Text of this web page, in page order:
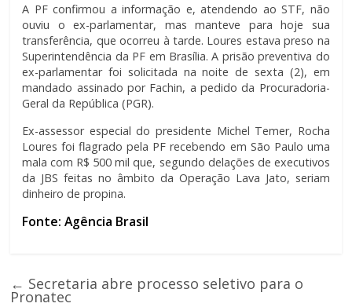
A PF confirmou a informação e, atendendo ao STF, não
ouviu o ex-parlamentar, mas manteve para hoje sua
transferência, que ocorreu à tarde. Loures estava preso na
Superintendência da PF em Brasília. A prisão preventiva do
ex-parlamentar foi solicitada na noite de sexta (2), em
mandado assinado por Fachin, a pedido da Procuradoria-
Geral da República (PGR).
Ex-assessor especial do presidente Michel Temer, Rocha
Loures foi flagrado pela PF recebendo em São Paulo uma
mala com R$ 500 mil que, segundo delações de executivos
da JBS feitas no âmbito da Operação Lava Jato, seriam
dinheiro de propina.
Fonte: Agência Brasil
← Secretaria abre processo seletivo para o
Pronatec